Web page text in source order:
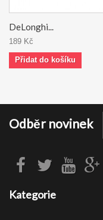
DeLonghi...
189 Kč
Přidat do košíku
Odběr novinek
Kategorie